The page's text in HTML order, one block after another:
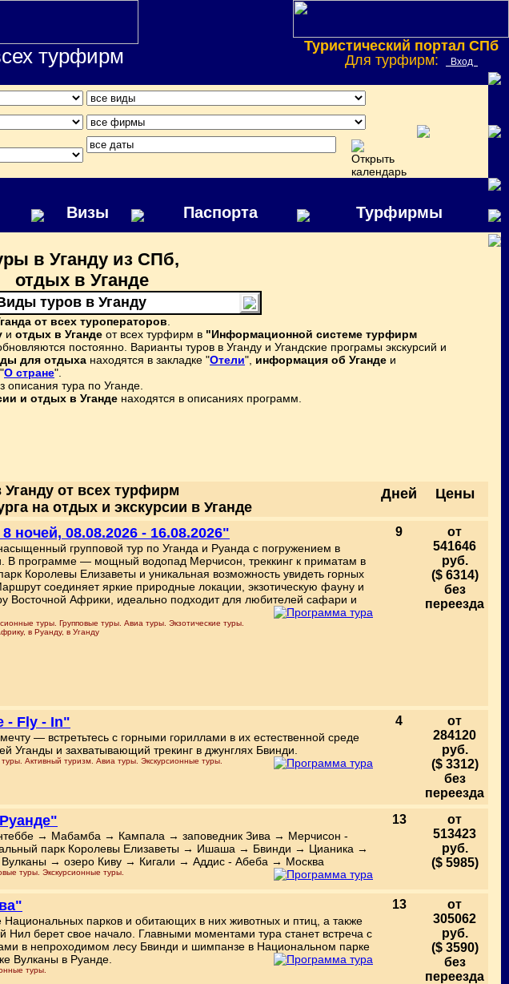
турфирм
Туристический портал СПб
Для турфирм:
Вход
Визы Паспорта Турфирмы
в Уганду из СПб,
отдых в Уганде
туров в Уганду
от всех туроператоров
и отдых в Уганде от всех турфирм в "Информационной системе турфирм
постоянно. Варианты туров в Уганду и Угандские програмы экскурсий и
для отдыха находятся в закладке "Отели", информация об Уганде и
О стране".
описания тура по Уганде.
и отдых в Уганде находятся в описаниях программ.
от всех турфирм
на отдых и экскурсии в Уганде
Дней Цены
08.08.2026 - 16.08.2026"
групповой тур по Уганда и Руанда с погружением в
В программе — мощный водопад Мерчисон, треккинг к приматам в
Королевы Елизаветы и уникальная возможность увидеть горных
соединяет яркие природные локации, экзотическую фауну и
Восточной Африки, идеально подходит для любителей сафари и
туры. Групповые туры. Авиа туры. Экзотические туры.
в Руанду, в Уганду
9
от
541646
руб.
($ 6314)
без
переезда
- Fly - In"
— встретьтесь с горными гориллами в их естественной среде
Уганды и захватывающий трекинг в джунглях Бвинди.
Активный туризм. Авиа туры. Экскурсионные туры.
4
от
284120
руб.
($ 3312)
без
переезда
→ Мабамба → Кампала → заповедник Зива → Мерчисон -
парк Королевы Елизаветы → Ишаша → Бвинди → Цианика →
→ озеро Киву → Кигали → Аддис - Абеба → Москва
туры. Экскурсионные туры.
13
от
513423
руб.
($ 5985)
парков и обитающих в них животных и птиц, а также
Нил берет свое начало. Главными моментами тура станет встреча с
в непроходимом лесу Бвинди и шимпанзе в Национальном парке
Вулканы в Руанде.
туры.
13
от
305062
руб.
($ 3590)
без
переезда